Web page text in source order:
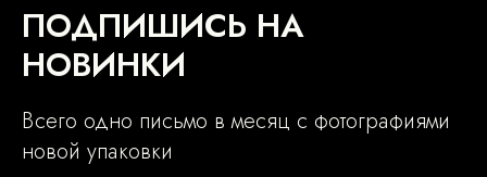
ПОДПИШИСЬ НА
НОВИНКИ
Всего одно письмо в месяц с фотографиями
новой упаковки